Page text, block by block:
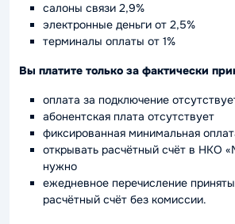
салоны связи 2,9%
электронные деньги от 2,5%
терминалы оплаты от 1%
Вы платите только за фактически
оплата за подключение
абонентская плата отсутствует
фиксированная минимальная
открывать расчётный счёт в НКО
нужно
ежедневное перечисление
расчётный счёт без комиссии.